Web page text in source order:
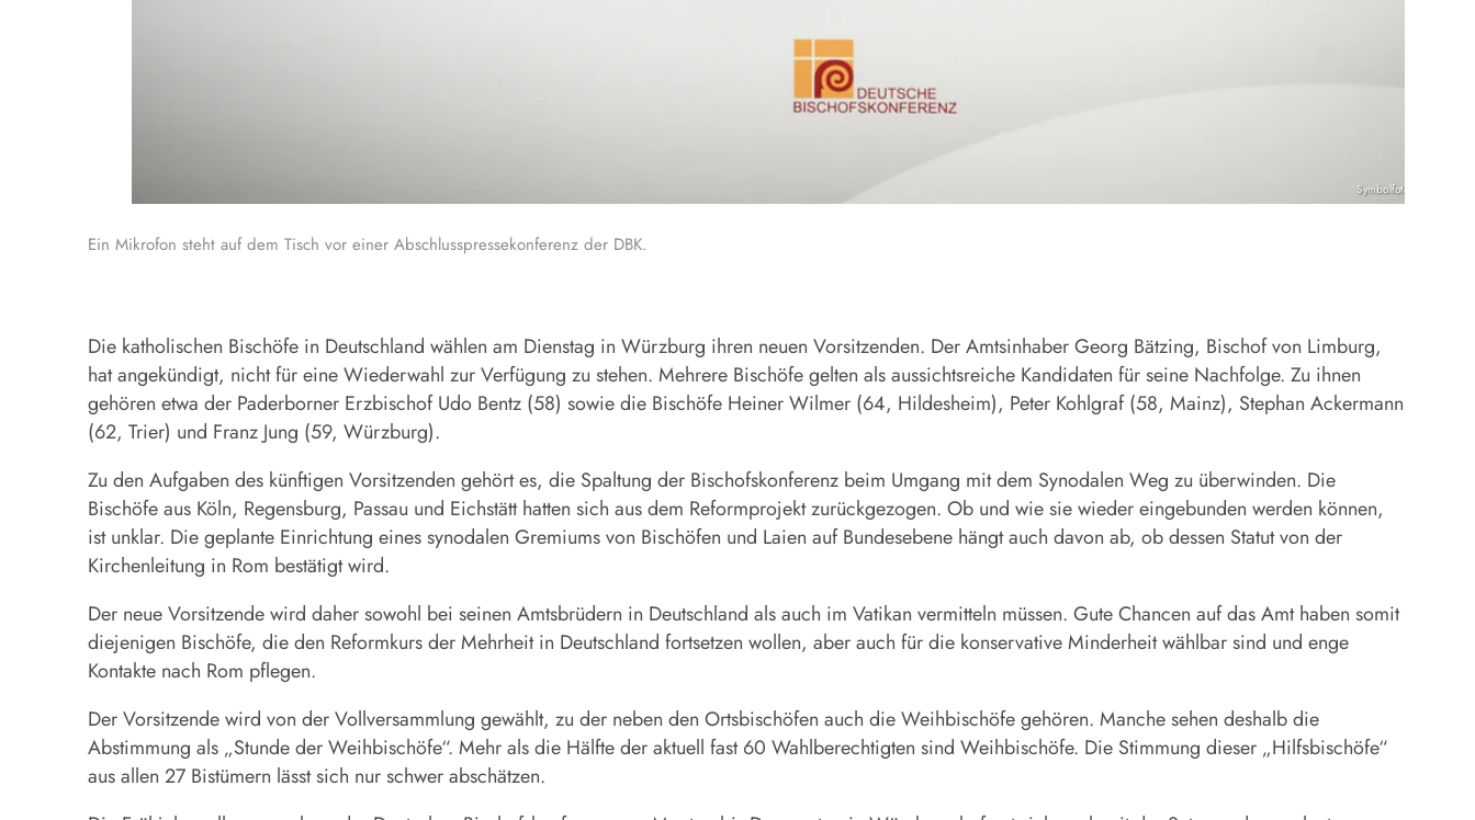
Symbolfoto: KNA
Ein Mikrofon steht auf dem Tisch vor einer Abschlusspressekonferenz der DBK.
Die katholischen Bischöfe in Deutschland wählen am Dienstag in Würzburg ihren neuen Vorsitzenden. Der Amtsinhaber Georg Bätzing, Bischof von Limburg,
hat angekündigt, nicht für eine Wiederwahl zur Verfügung zu stehen. Mehrere Bischöfe gelten als aussichtsreiche Kandidaten für seine Nachfolge. Zu ihnen
gehören etwa der Paderborner Erzbischof Udo Bentz (58) sowie die Bischöfe Heiner Wilmer (64, Hildesheim), Peter Kohlgraf (58, Mainz), Stephan Ackermann
(62, Trier) und Franz Jung (59, Würzburg).
Zu den Aufgaben des künftigen Vorsitzenden gehört es, die Spaltung der Bischofskonferenz beim Umgang mit dem Synodalen Weg zu überwinden. Die
Bischöfe aus Köln, Regensburg, Passau und Eichstätt hatten sich aus dem Reformprojekt zurückgezogen. Ob und wie sie wieder eingebunden werden können,
ist unklar. Die geplante Einrichtung eines synodalen Gremiums von Bischöfen und Laien auf Bundesebene hängt auch davon ab, ob dessen Statut von der
Kirchenleitung in Rom bestätigt wird.
Der neue Vorsitzende wird daher sowohl bei seinen Amtsbrüdern in Deutschland als auch im Vatikan vermitteln müssen. Gute Chancen auf das Amt haben somit
diejenigen Bischöfe, die den Reformkurs der Mehrheit in Deutschland fortsetzen wollen, aber auch für die konservative Minderheit wählbar sind und enge
Kontakte nach Rom pflegen.
Der Vorsitzende wird von der Vollversammlung gewählt, zu der neben den Ortsbischöfen auch die Weihbischöfe gehören. Manche sehen deshalb die
Abstimmung als „Stunde der Weihbischöfe“. Mehr als die Hälfte der aktuell fast 60 Wahlberechtigten sind Weihbischöfe. Die Stimmung dieser „Hilfsbischöfe“
aus allen 27 Bistümern lässt sich nur schwer abschätzen.